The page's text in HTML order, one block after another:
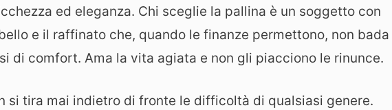
ed eleganza. Chi sceglie la pallina è un soggetto con
e il raffinato che, quando le finanze permettono, non bada
di comfort. Ama la vita agiata e non gli piacciono le rinunce.
si tira mai indietro di fronte le difficoltà di qualsiasi genere.